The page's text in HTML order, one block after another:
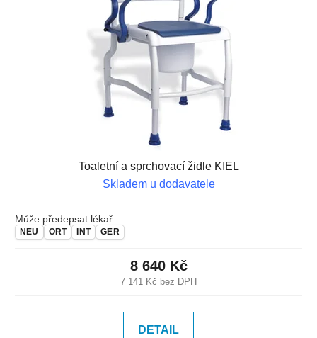
Toaletní a sprchovací židle KIEL
Skladem u dodavatele
Může předepsat lékař:
NEU ORT INT GER
7 141 Kč bez DPH
8 640 Kč
DETAIL